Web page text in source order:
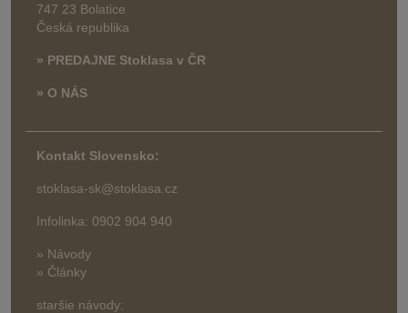
747 23 Bolatice
Česká republika
» PREDAJNE Stoklasa v ČR
» O NÁS
Kontakt Slovensko:
stoklasa-sk@stoklasa.cz
Infolinka: 0902 904 940
» Návody
» Články
staršie návody: